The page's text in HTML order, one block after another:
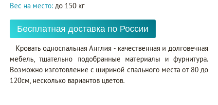
Вес на место: до 150 кг
Бесплатная доставка по России
Кровать односпальная Англия - качественная и долговечная
мебель, тщательно подобранные материалы и фурнитура.
Возможно изготовление с шириной спального места от 80 до
120см, несколько вариантов цветов.